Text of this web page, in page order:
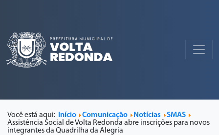
Você está aqui: Início Comunicação Notícias
SMAS
Assistência Social de Volta Redonda abre inscrições para novos
integrantes da Quadrilha da Alegria